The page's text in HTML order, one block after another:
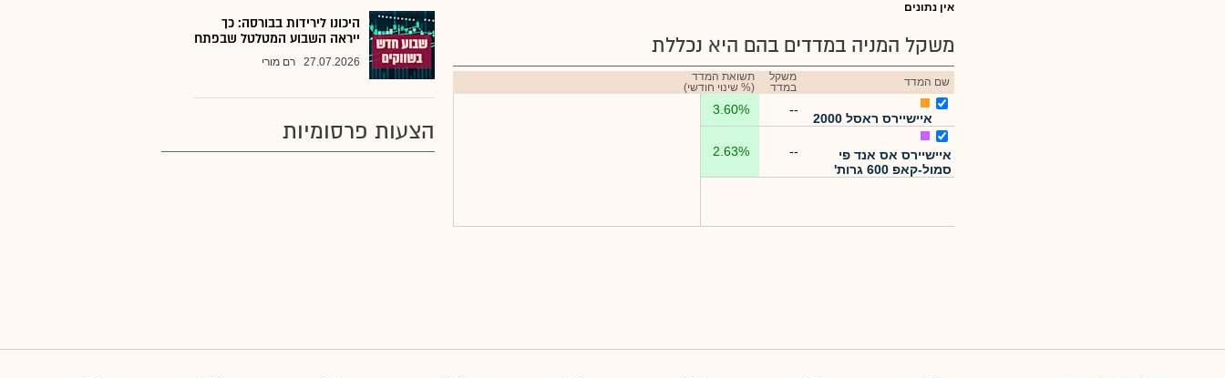
אין נתונים
משקל המניה במדדים בהם היא נכללת
שם המדד
משקל
במדד
תשואת המדד
(% שינוי חודשי)
איישיירס ראסל 2000
--
3.60%
איישיירס אס אנד פי
סמול-קאפ 600 גרות'
--
2.63%
היכונו לירידות בבורסה: כך
ייראה השבוע המטלטל שבפתח
27.07.2026 רם מורי
הצעות פרסומיות